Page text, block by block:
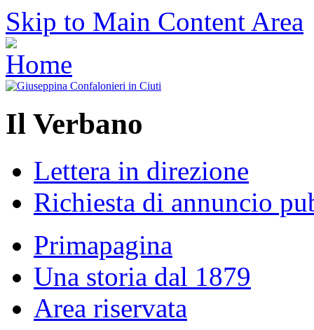
Skip to Main Content Area
Il Verbano
Lettera in direzione
Richiesta di annuncio
Primapagina
Una storia dal 1879
Area riservata